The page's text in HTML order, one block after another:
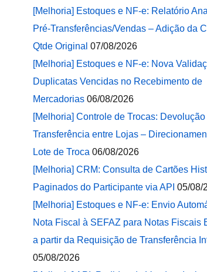
[Melhoria] Estoques e NF-e: Relatório
Pré-Transferências/Vendas – Adição da
Qtde Original 07/08/2026
[Melhoria] Estoques e NF-e: Nova
Duplicatas Vencidas no Recebimento de
Mercadorias 06/08/2026
[Melhoria] Controle de Trocas: Devolução
Transferência entre Lojas –
Lote de Troca 06/08/2026
[Melhoria] CRM: Consulta de Cartões
Paginados do Participante via API 05/08/
[Melhoria] Estoques e NF-e: Envio
Nota Fiscal à SEFAZ para Notas Fiscais
a partir da Requisição de Transferência
05/08/2026